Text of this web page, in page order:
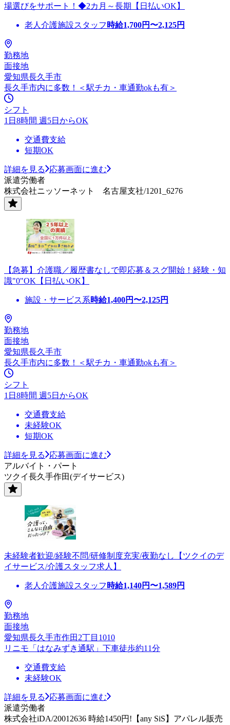
場選びをサポート！◆2カ月～長期【日払いOK】
老人介護施設スタッフ 時給1,700円〜2,125円
勤務地
面接地
愛知県長久手市
長久手市内に多数！＜駅チカ・車通勤okも有＞
シフト
1日8時間 週5日からOK
交通費支給
短期OK
詳細を見る
応募画面に進む
派遣労働者
株式会社ニッソーネット 名古屋支社/1201_6276
【急募】介護職／履歴書なしで即応募＆スグ開始！経験・知
識"0"OK【日払いOK】
施設・サービス系時給1,400円〜2,125円
勤務地
面接地
愛知県長久手市
長久手市内に多数！＜駅チカ・車通勤okも有＞
シフト
1日8時間 週5日からOK
交通費支給
未経験OK
短期OK
詳細を見る
応募画面に進む
アルバイト・パート
ツクイ長久手作田(デイサービス)
未経験者歓迎/経験不問/研修制度充実/夜勤なし【ツクイのデ
イサービス/介護スタッフ求人】
老人介護施設スタッフ 時給1,140円〜1,589円
勤務地
面接地
愛知県長久手市作田2丁目1010
リニモ「はなみずき通駅」下車徒歩約11分
交通費支給
未経験OK
詳細を見る
応募画面に進む
派遣労働者
株式会社iDA/20012636 時給1450円!【any SiS】アパレル販売